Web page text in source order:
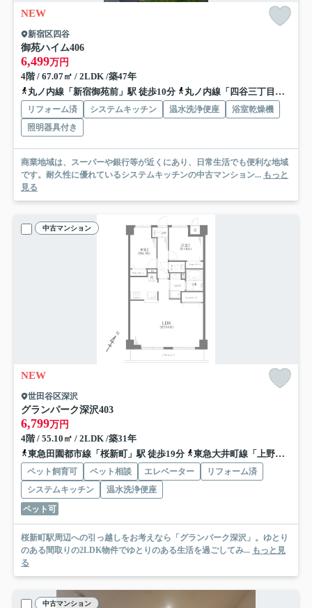
NEW
新宿区四谷
御苑ハイム406
6,499万円
4階 / 67.07㎡ / 2LDK /築47年
丸ノ内線「新宿御苑前」駅 徒歩10分
丸ノ内線「四谷三丁目」駅 徒歩9分
リフォーム済 システムキッチン 温水洗浄便座
浴室乾燥機
照明器具付き
商業地域は、スーパーや銀行等が近くにあり、日常生活でも便利な地域
です。耐久性に優れているシステムキッチンの中古マンション... もっと
見る
中古マンション
NEW
世田谷区深沢
グランパーク深沢403
6,799万円
4階 / 55.10㎡ / 2LDK /築31年
東急田園都市線「桜新町」駅 徒歩19分
東急大井町線「上野毛」駅 徒歩22分
ペット飼育可 ペット相談 エレベーター
リフォーム済
システムキッチン
温水洗浄便座
ペット可
桜新町駅周辺への引っ越しをお考えなら「グランパーク深沢」。ゆとり
のある間取りの2LDK物件でゆとりのある生活を過ごしてみ... もっと見
る
中古マンション